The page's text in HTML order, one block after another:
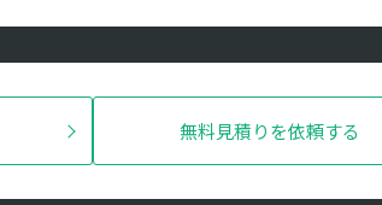
無料見積りを依頼する